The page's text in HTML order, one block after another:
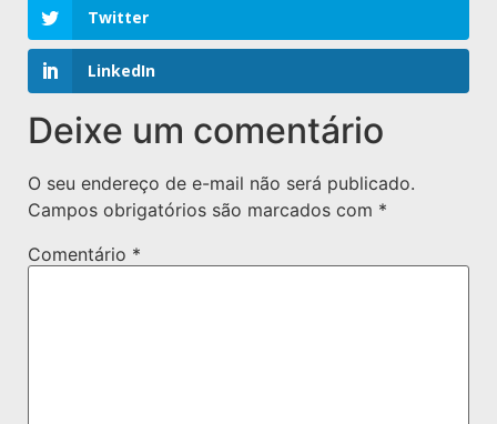
Twitter
LinkedIn
Deixe um comentário
O seu endereço de e-mail não será publicado.
Campos obrigatórios são marcados com *
Comentário *